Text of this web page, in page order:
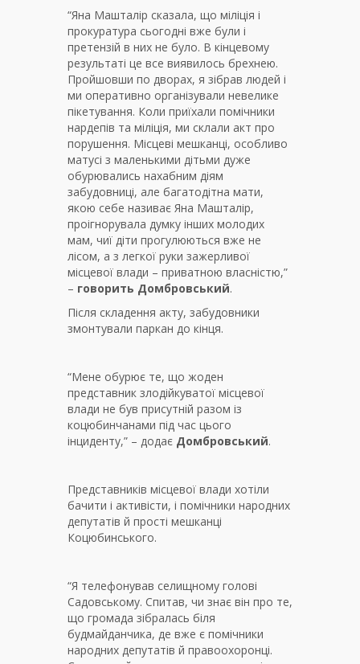
“Яна Машталір сказала, що міліція і
прокуратура сьогодні вже були і
претензій в них не було. В кінцевому
результаті це все виявилось брехнею.
Пройшовши по дворах, я зібрав людей і
ми оперативно організували невелике
пікетування. Коли приїхали помічники
нардепів та міліція, ми склали акт про
порушення. Місцеві мешканці, особливо
матусі з маленькими дітьми дуже
обурювались нахабним діям
забудовниці, але багатодітна мати,
якою себе називає Яна Машталір,
проігнорувала думку інших молодих
мам, чиї діти прогулюються вже не
лісом, а з легкої руки зажерливої
місцевої влади – приватною власністю,”
– говорить Домбровський.
Після складення акту, забудовники
змонтували паркан до кінця.
“Мене обурює те, що жоден
представник злодійкуватої місцевої
влади не був присутній разом із
коцюбинчанами під час цього
інциденту,” – додає Домбровський.
Представників місцевої влади хотіли
бачити і активісти, і помічники народних
депутатів й прості мешканці
Коцюбинського.
“Я телефонував селищному голові
Садовському. Спитав, чи знає він про те,
що громада зібралась біля
будмайданчика, де вже є помічники
народних депутатів й правоохоронці.